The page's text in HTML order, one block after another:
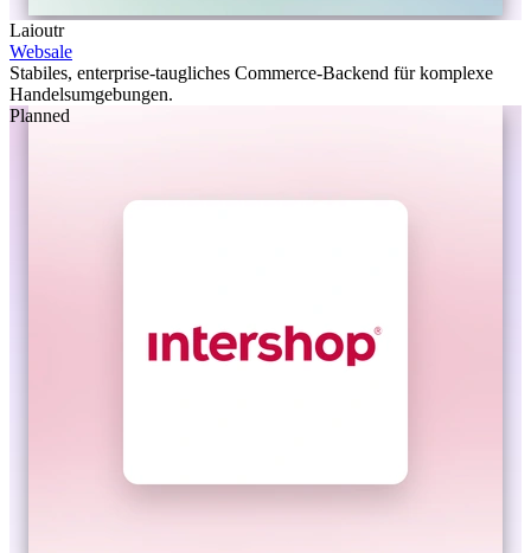
Laioutr
Websale
Stabiles, enterprise-taugliches Commerce-Backend für komplexe
Handelsumgebungen.
Planned